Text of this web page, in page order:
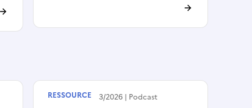
Publié le16/03/2026 Podcast
RESSOURCE